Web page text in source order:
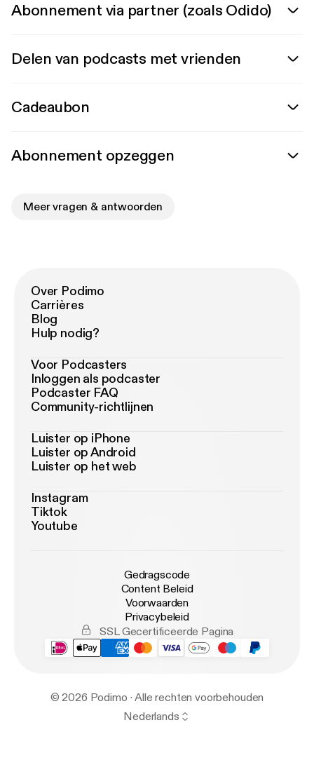
Abonnement via partner (zoals Odido)
Delen van podcasts met vrienden
Cadeaubon
Abonnement opzeggen
Meer vragen & antwoorden
Over Podimo
Carrières
Blog
Hulp nodig?
Voor Podcasters
Inloggen als podcaster
Podcaster FAQ
Community-richtlijnen
Luister op iPhone
Luister op Android
Luister op het web
Instagram
Tiktok
Youtube
Gedragscode
Content Beleid
Voorwaarden
Privacybeleid
SSL Gecertificeerde Pagina
© 2026 Podimo · Alle rechten voorbehouden
Nederlands